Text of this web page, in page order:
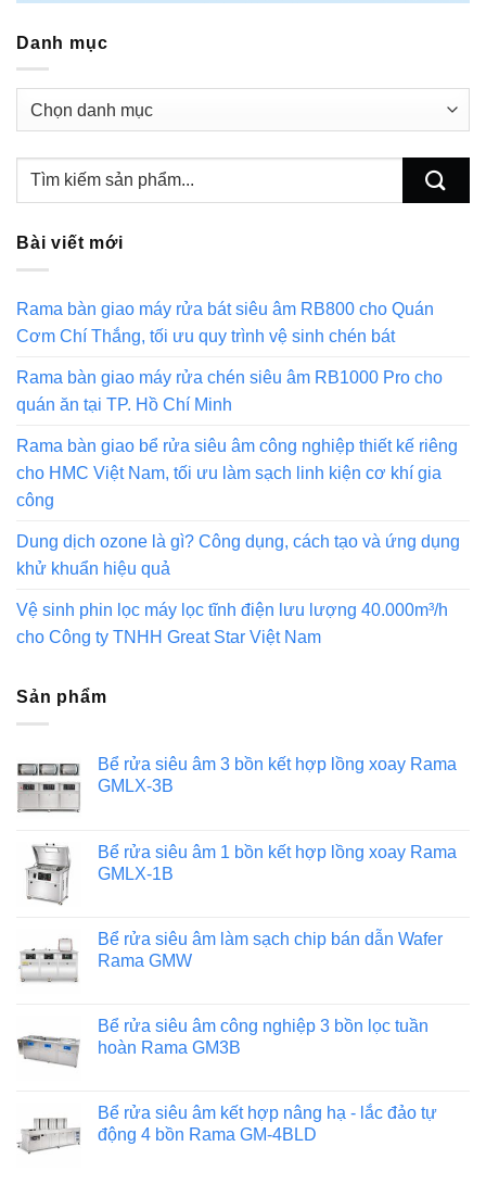
Danh mục
Danh
Bài viết mới
Rama bàn giao máy rửa bát siêu âm RB800 cho Quán
Cơm Chí Thắng, tối ưu quy trình vệ sinh chén bát
Rama bàn giao máy rửa chén siêu âm RB1000 Pro cho
quán ăn tại TP. Hồ Chí Minh
Rama bàn giao bể rửa siêu âm công nghiệp thiết kế riêng
cho HMC Việt Nam, tối ưu làm sạch linh kiện cơ khí gia
công
Dung dịch ozone là gì? Công dụng, cách tạo và ứng dụng
khử khuẩn hiệu quả
Vệ sinh phin lọc máy lọc tĩnh điện lưu lượng 40.000m³/h
cho Công ty TNHH Great Star Việt Nam
Sản phẩm
Bể rửa siêu âm 3 bồn kết hợp lồng xoay Rama
GMLX-3B
Bể rửa siêu âm 1 bồn kết hợp lồng xoay Rama
GMLX-1B
Bể rửa siêu âm làm sạch chip bán dẫn Wafer
Rama GMW
Bể rửa siêu âm công nghiệp 3 bồn lọc tuần
hoàn Rama GM3B
Bể rửa siêu âm kết hợp nâng hạ - lắc đảo tự
động 4 bồn Rama GM-4BLD